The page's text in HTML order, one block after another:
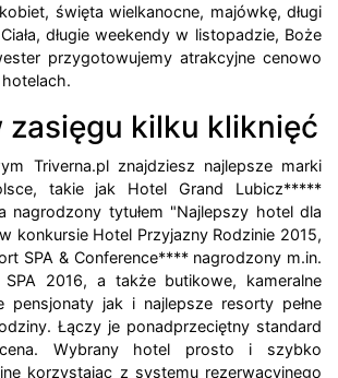
święta wielkanocne, majówkę, długi
długie weekendy w listopadzie, Boże
przygotowujemy atrakcyjne cenowo
zasięgu kilku kliknięć
Triverna.pl znajdziesz najlepsze marki
takie jak Hotel Grand Lubicz*****
nagrodzony tytułem "Najlepszy hotel dla
konkursie Hotel Przyjazny Rodzinie 2015,
SPA & Conference**** nagrodzony m.in.
SPA 2016, a także butikowe, kameralne
pensjonaty jak i najlepsze resorty pełne
Łączy je ponadprzeciętny standard
Wybrany hotel prosto i szybko
korzystając z systemu rezerwacyjnego